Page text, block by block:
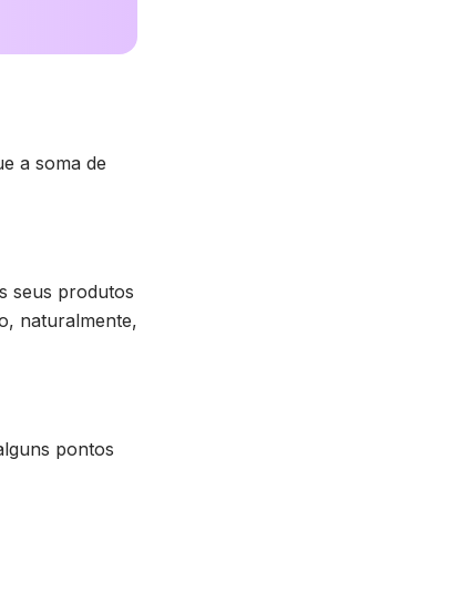
a soma de
seus produtos
naturalmente,
pontos